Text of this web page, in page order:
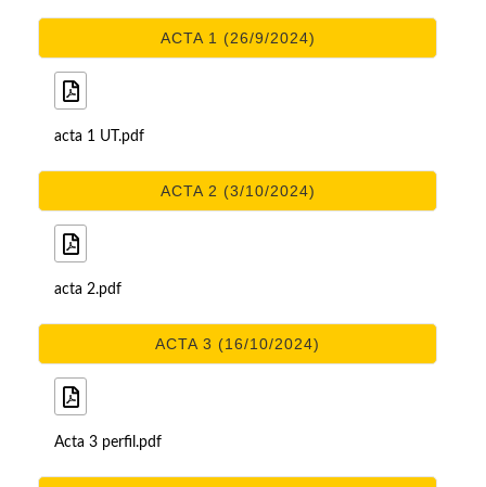
ACTA 1 (26/9/2024)
acta 1 UT.pdf
ACTA 2 (3/10/2024)
acta 2.pdf
ACTA 3 (16/10/2024)
Acta 3 perfil.pdf